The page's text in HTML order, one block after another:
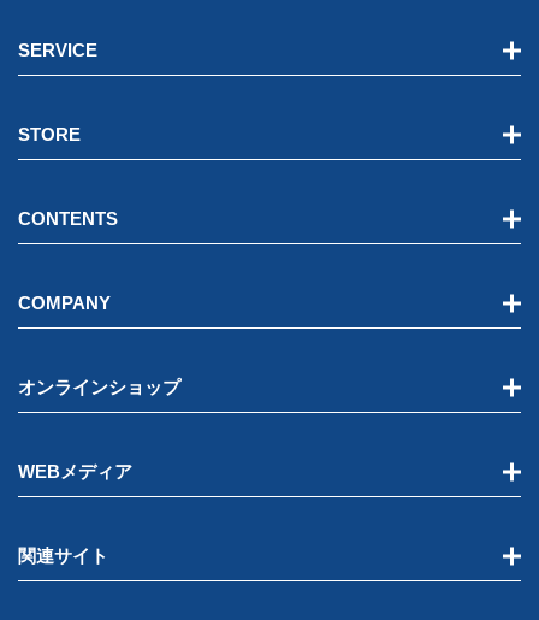
SERVICE
STORE
CONTENTS
COMPANY
オンラインショップ
WEBメディア
関連サイト